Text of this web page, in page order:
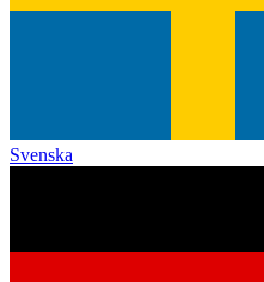
Svenska